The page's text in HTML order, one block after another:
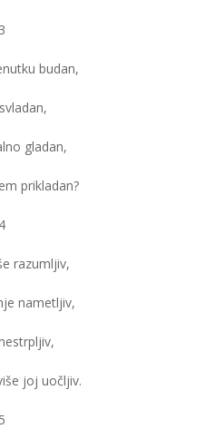
3
budan,
gladan,
prikladan?
4
razumljiv,
nametljiv,
joj uočljiv.
5